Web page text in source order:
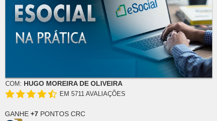
COM: HUGO MOREIRA DE OLIVEIRA
EM 5711 AVALIAÇÕES
GANHE +7 PONTOS CRC